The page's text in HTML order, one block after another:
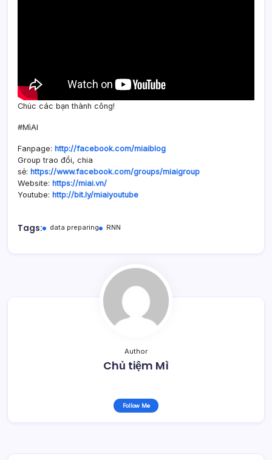
Chúc các bạn thành công!
#MìAI
Fanpage: http://facebook.com/miaiblog
Group trao đổi, chia
sẻ: https://www.facebook.com/groups/miaigroup
Website: https://miai.vn/
Youtube: http://bit.ly/miaiyoutube
Tags: data preparing RNN
Author
Chủ tiệm Mì
Follow Me